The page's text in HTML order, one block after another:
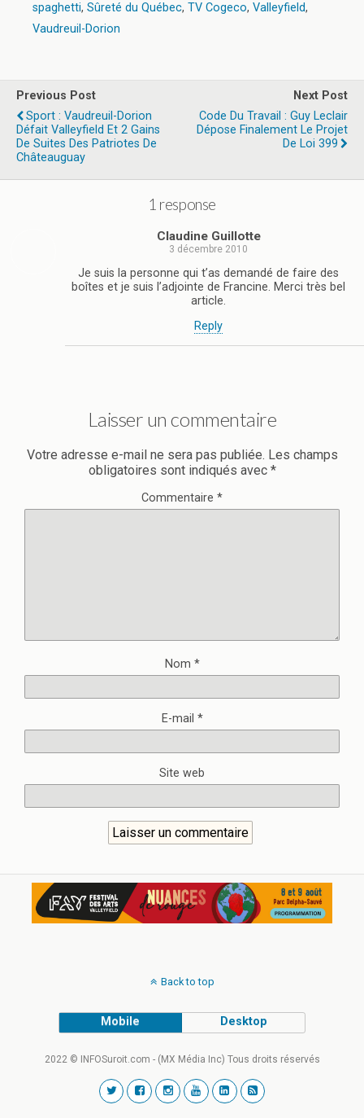
spaghetti, Sûreté du Québec, TV Cogeco, Valleyfield,
Vaudreuil-Dorion
Previous Post
Sport : Vaudreuil-Dorion
Défait Valleyfield Et 2 Gains
De Suites Des Patriotes De
Châteauguay
Next Post
Code Du Travail : Guy Leclair
Dépose Finalement Le Projet
De Loi 399
1 response
Claudine Guillotte
3 décembre 2010
Je suis la personne qui t’as demandé de faire des
boîtes et je suis l’adjointe de Francine. Merci très bel
article.
Reply
Laisser un commentaire
Votre adresse e-mail ne sera pas publiée. Les champs
obligatoires sont indiqués avec *
Commentaire *
Nom *
E-mail *
Site web
Back to top
Mobile Desktop
2022 © INFOSuroit.com - (MX Média Inc) Tous droits réservés